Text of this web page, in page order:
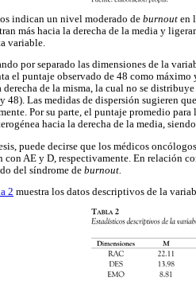
indican un nivel moderado de burnout en
más hacia la derecha de la media y
variable.
por separado las dimensiones de la
el puntaje observado de 48 como
derecha de la misma, la cual no se
48). Las medidas de dispersión sugieren
Por su parte, el puntaje promedio
hacia la derecha de la media,
puede decirse que los médicos
con AE y D, respectivamente. En relación
del síndrome de burnout.
2 muestra los datos descriptivos de la